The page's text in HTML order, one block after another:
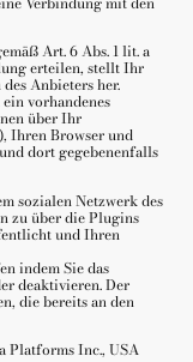
Art. 6 Abs. 1 lit. a
erteilen, stellt Ihr
Anbieters her.
vorhandenes
über Ihr
Ihren Browser und
dort gegebenenfalls
sozialen Netzwerk des
zu über die Plugins
und Ihren
indem Sie das
deaktivieren. Der
die bereits an den
Platforms Inc., USA